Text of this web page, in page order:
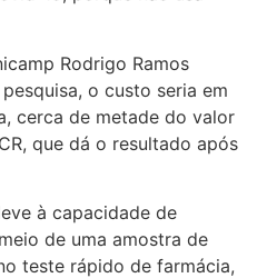
Rodrigo Ramos
o custo seria em
cerca de metade do valor
que dá o resultado após
à capacidade de
de uma amostra de
teste rápido de farmácia,